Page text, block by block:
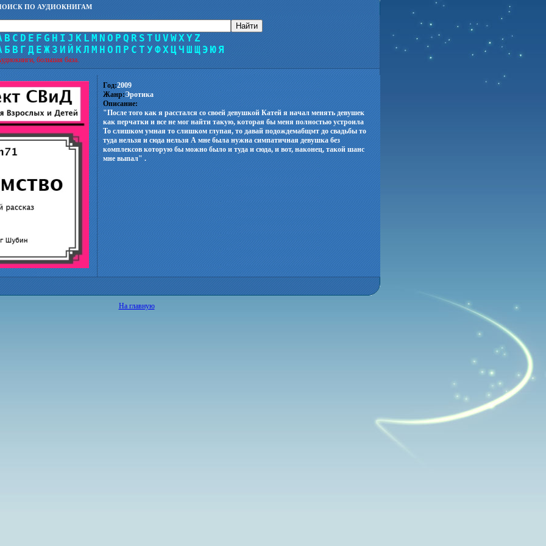
ПО АУДИОКНИГАМ
B C D E F G H I J K L M N O P Q R S T U V WXYZ
Б В Г Д Е Ж З И Й КЛ М Н О П Р С Т УФХ ЦЧ Ш Щ Э ЮЯ
большая база.
Год:2009
Жанр:Эротика
Описание:
"После того как я расстался со своей девушкой Катей я начал менять девушек
как перчатки и все не мог найти такую, которая бы меня полностью устроила
То слишком умная то слишком глупая, то давай подождемабщмт до свадьбы то
туда нельзя и сюда нельзя А мне была нужна симпатичная девушка без
комплексов которую бы можно было и туда и сюда, и вот, наконец, такой шанс
мне выпал" .
На главную